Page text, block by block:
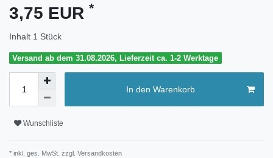
3,75 EUR *
Inhalt 1 Stück
Versand ab dem 31.08.2026, Lieferzeit ca. 1-2 Werktage
In den Warenkorb
Wunschliste
* inkl. ges. MwSt. zzgl. Versandkosten